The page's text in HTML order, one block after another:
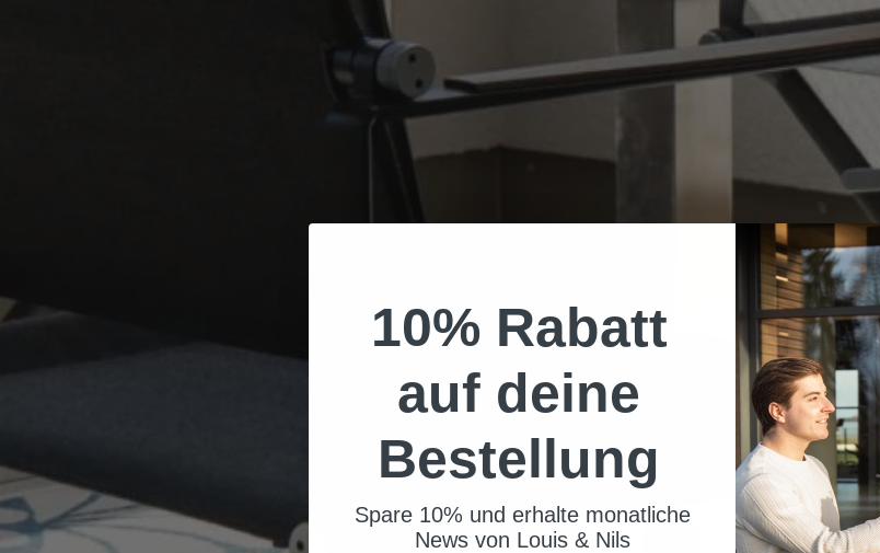
10% Rabatt
auf deine
Bestellung
Spare 10% und erhalte monatliche
News von Louis & Nils